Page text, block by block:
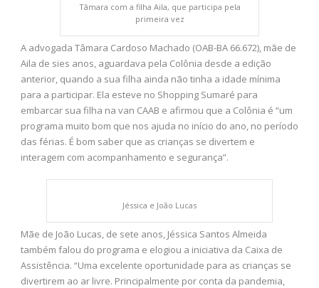
Tâmara com a filha Aila, que participa pela
primeira vez
A advogada Tâmara Cardoso Machado (OAB-BA 66.672), mãe de
Aila de sies anos, aguardava pela Colônia desde a edição
anterior, quando a sua filha ainda não tinha a idade mínima
para a participar. Ela esteve no Shopping Sumaré para
embarcar sua filha na van CAAB e afirmou que a Colônia é “um
programa muito bom que nos ajuda no início do ano, no período
das férias. É bom saber que as crianças se divertem e
interagem com acompanhamento e segurança”.
Jéssica e João Lucas
Mãe de João Lucas, de sete anos, Jéssica Santos Almeida
também falou do programa e elogiou a iniciativa da Caixa de
Assistência. “Uma excelente oportunidade para as crianças se
divertirem ao ar livre. Principalmente por conta da pandemia,